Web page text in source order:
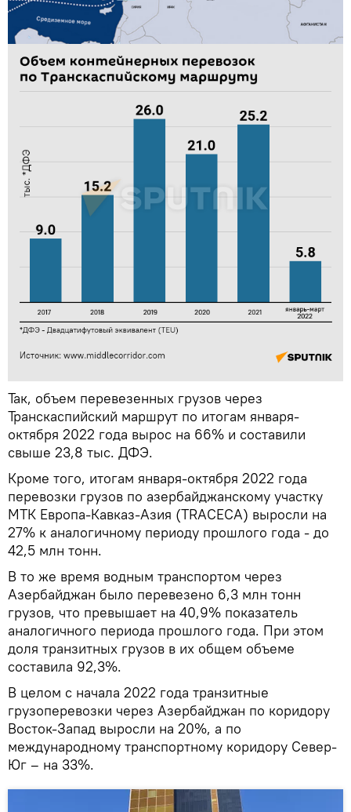
Так, объем перевезенных грузов через
Транскаспийский маршрут по итогам января-
октября 2022 года вырос на 66% и составили
свыше 23,8 тыс. ДФЭ.
Кроме того, итогам января-октября 2022 года
перевозки грузов по азербайджанскому участку
МТК Европа-Кавказ-Азия (TRACECA) выросли на
27% к аналогичному периоду прошлого года - до
42,5 млн тонн.
В то же время водным транспортом через
Азербайджан было перевезено 6,3 млн тонн
грузов, что превышает на 40,9% показатель
аналогичного периода прошлого года. При этом
доля транзитных грузов в их общем объеме
составила 92,3%.
В целом с начала 2022 года транзитные
грузоперевозки через Азербайджан по коридору
Восток-Запад выросли на 20%, а по
международному транспортному коридору Север-
Юг – на 33%.